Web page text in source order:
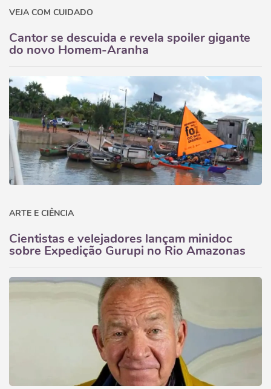
VEJA COM CUIDADO
Cantor se descuida e revela spoiler gigante
do novo Homem-Aranha
ARTE E CIÊNCIA
Cientistas e velejadores lançam minidoc
sobre Expedição Gurupi no Rio Amazonas